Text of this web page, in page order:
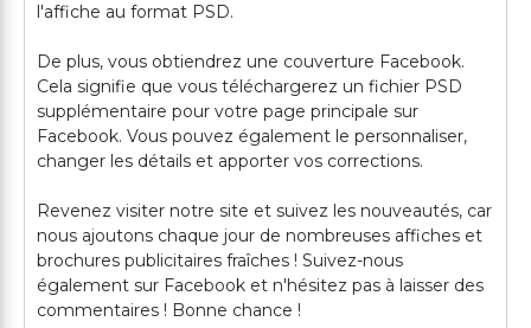
l'affiche au format PSD.
De plus, vous obtiendrez une couverture Facebook.
Cela signifie que vous téléchargerez un fichier PSD
supplémentaire pour votre page principale sur
Facebook. Vous pouvez également le personnaliser,
changer les détails et apporter vos corrections.
Revenez visiter notre site et suivez les nouveautés, car
nous ajoutons chaque jour de nombreuses affiches et
brochures publicitaires fraîches ! Suivez-nous
également sur Facebook et n'hésitez pas à laisser des
commentaires ! Bonne chance !